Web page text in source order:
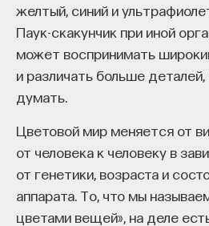
желтый, синий и
Паук-скакунчик при иной
может воспринимать
и различать больше
думать.
Цветовой мир меняется от
от человека к человеку в
от генетики, возраста и
аппарата. То, что мы
цветами вещей», на деле